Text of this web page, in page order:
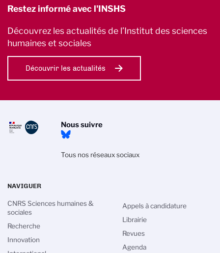
Restez informé avec l'INSHS
Découvrez les actualités de l’Institut des sciences
humaines et sociales
Découvrir les actualités
Nous suivre
Tous nos réseaux sociaux
NAVIGUER
CNRS Sciences humaines &
sociales
Recherche
Innovation
Appels à candidature
Librairie
Revues
Agenda